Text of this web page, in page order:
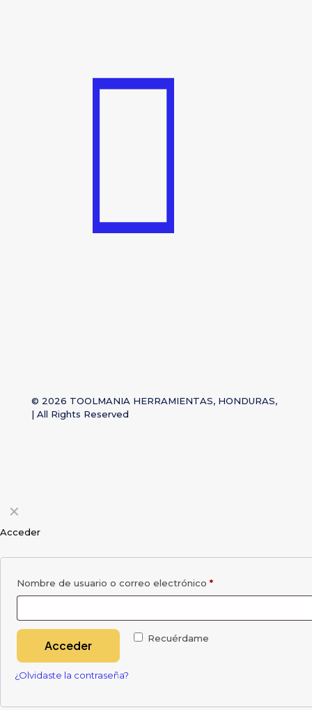
© 2026 TOOLMANIA HERRAMIENTAS, HONDURAS,
| All Rights Reserved
✕
Acceder
Nombre de usuario o correo electrónico *
Recuérdame
Acceder
¿Olvidaste la contraseña?